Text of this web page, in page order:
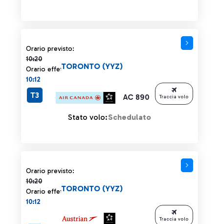
Orario previsto:
10:20
Orario previsto 10:20 barrato
Orario effettivo:
10:12
AC 890
TORONTO (YYZ)
T3
Stato volo:Schedulato
Traccia volo
Orario previsto:
10:20
Orario previsto 10:20 barrato
Orario effettivo:
10:12
TORONTO (YYZ)
Traccia volo